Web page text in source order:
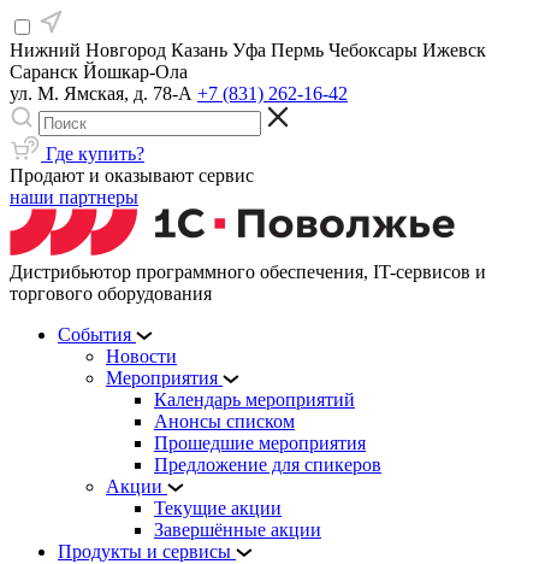
Нижний Новгород Казань Уфа Пермь Чебоксары Ижевск
Саранск Йошкар-Ола
ул. М. Ямская, д. 78-А +7 (831) 262-16-42
Где купить?
Продают и оказывают сервис
наши партнеры
Дистрибьютор программного обеспечения, IT-сервисов и
торгового оборудования
События
Новости
Мероприятия
Календарь мероприятий
Анонсы списком
Прошедшие мероприятия
Предложение для спикеров
Акции
Текущие акции
Завершённые акции
Продукты и сервисы